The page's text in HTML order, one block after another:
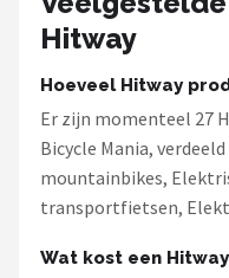
Hitway
Hoeveel Hitway
Er zijn momenteel 27
Bicycle Mania,
mountainbikes,
transportfietsen,
Wat kost een